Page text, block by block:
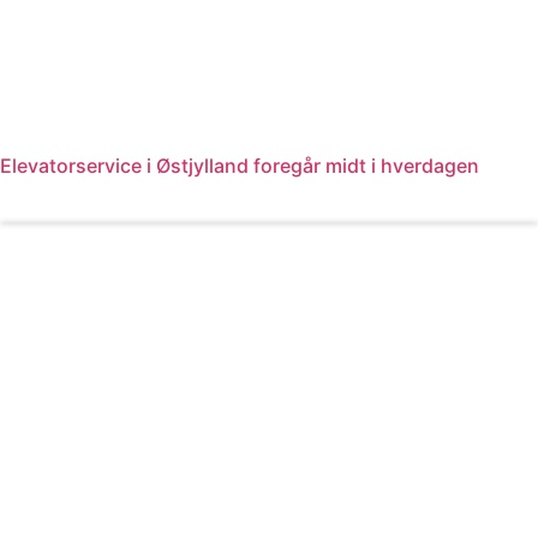
Elevatorservice i Østjylland foregår midt i hverdagen